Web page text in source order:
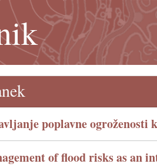
poplavne ogroženosti
of flood risks as an